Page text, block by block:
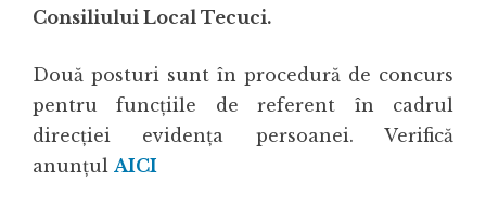
Consiliului Local Tecuci.
Două posturi sunt în procedură de concurs
pentru funcțiile de referent în cadrul
direcției evidența persoanei. Verifică
anunțul AICI